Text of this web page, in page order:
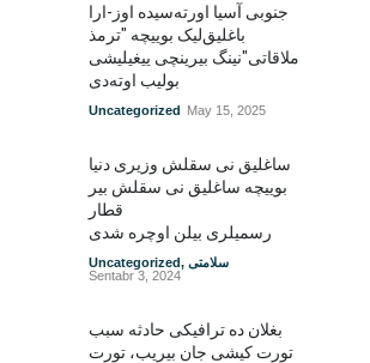
جنوبی آسیا اورته‌سیده اوز-ارا
باغلیق‌لیک بوییچه "ترمذ
ملاقاتی"نینگ بیرینچی ییغیلیشی
بولیب اوته‌دی
Uncategorized May 15, 2025
ساغلیق نی سقلش وزیری دنیا
بوییچه ساغلیق نی سقلش بیر
قطار
رسمیلری بیلن اوچره شدی
Uncategorized, سلامتی
Sentabr 3, 2024
بغلان ده ترافیکی حادثه سبب
تورت کیشی جان بیریب، تورت